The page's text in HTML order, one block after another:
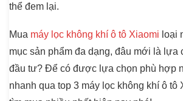
thể đem lại.
Mua máy lọc không khí ô tô Xiaomi loại
mục sản phẩm đa dạng, đâu mới là lựa
đầu tư? Để có được lựa chọn phù hợp
nhanh qua top 3 máy lọc không khí ô